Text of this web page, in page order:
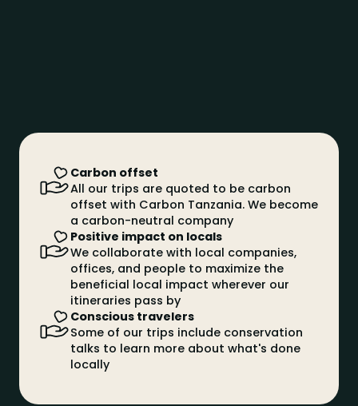
i força
i esveltes, amb troncs rectes i fulles en forma de
la majoria cocoteres
Carbon offset
All our trips are quoted to be carbon
offset with Carbon Tanzania. We become
a carbon-neutral company
Positive impact on locals
We collaborate with local companies,
offices, and people to maximize the
beneficial local impact wherever our
itineraries pass by
Conscious travelers
Some of our trips include conservation
talks to learn more about what's done
locally